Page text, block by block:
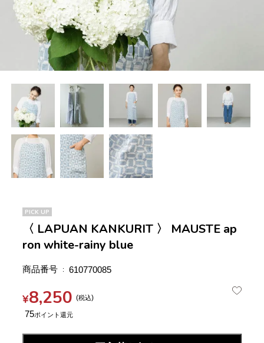
PICK UP
〈 LAPUAN KANKURIT 〉 MAUSTE ap
ron white-rainy blue
商品番号 610770085
¥8,250 税込
75